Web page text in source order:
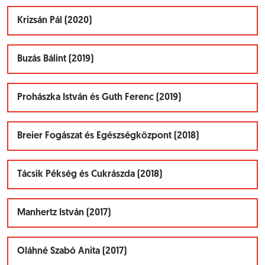
Krizsán Pál (2020)
Buzás Bálint (2019)
Prohászka István és Guth Ferenc (2019)
Breier Fogászat és Egészségközpont (2018)
Tácsik Pékség és Cukrászda (2018)
Manhertz István (2017)
Oláhné Szabó Anita (2017)